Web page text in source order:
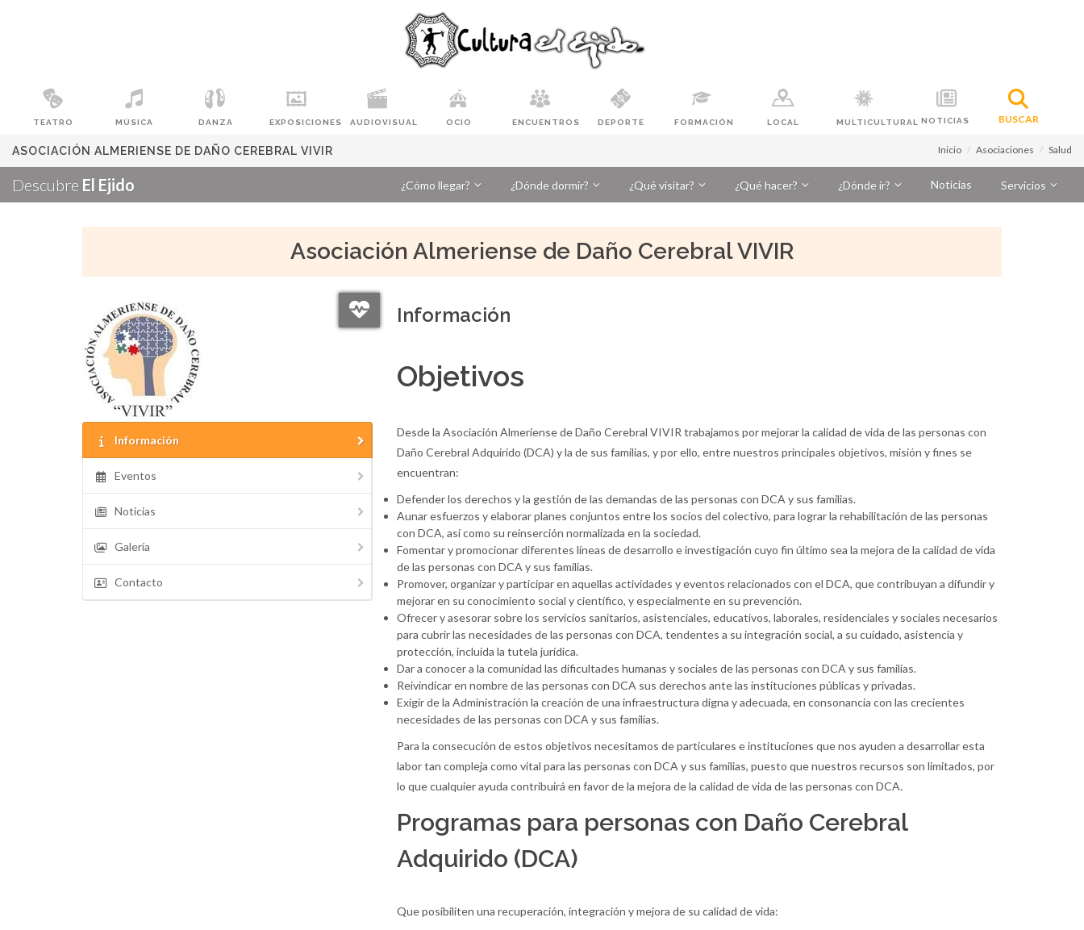
TEATRO MÚSICA DANZA EXPOSICIONES AUDIOVISUAL OCIO ENCUENTROS DEPORTE FORMACIÓN LOCAL MULTICULTURAL NOTICIAS BUSCAR
ASOCIACIÓN ALMERIENSE DE DAÑO CEREBRAL VIVIR Inicio Asociaciones Salud
Descubre El Ejido ¿Cómo llegar? ¿Dónde dormir? ¿Qué visitar? ¿Qué hacer? ¿Dónde ir? Noticias Servicios
Asociación Almeriense de Daño Cerebral VIVIR
Información
Eventos
Noticias
Galería
Contacto
Información
Objetivos
Desde la Asociación Almeriense de Daño Cerebral VIVIR trabajamos por mejorar la calidad de vida de las personas con
Daño Cerebral Adquirido (DCA) y la de sus familias, y por ello, entre nuestros principales objetivos, misión y fines se
encuentran:
Defender los derechos y la gestión de las demandas de las personas con DCA y sus familias.
Aunar esfuerzos y elaborar planes conjuntos entre los socios del colectivo, para lograr la rehabilitación de las personas
con DCA, así como su reinserción normalizada en la sociedad.
Fomentar y promocionar diferentes líneas de desarrollo e investigación cuyo fin último sea la mejora de la calidad de vida
de las personas con DCA y sus familias.
Promover, organizar y participar en aquellas actividades y eventos relacionados con el DCA, que contribuyan a difundir y
mejorar en su conocimiento social y científico, y especialmente en su prevención.
Ofrecer y asesorar sobre los servicios sanitarios, asistenciales, educativos, laborales, residenciales y sociales necesarios
para cubrir las necesidades de las personas con DCA, tendentes a su integración social, a su cuidado, asistencia y
protección, incluida la tutela jurídica.
Dar a conocer a la comunidad las dificultades humanas y sociales de las personas con DCA y sus familias.
Reivindicar en nombre de las personas con DCA sus derechos ante las instituciones públicas y privadas.
Exigir de la Administración la creación de una infraestructura digna y adecuada, en consonancia con las crecientes
necesidades de las personas con DCA y sus familias.
Para la consecución de estos objetivos necesitamos de particulares e instituciones que nos ayuden a desarrollar esta
labor tan compleja como vital para las personas con DCA y sus familias, puesto que nuestros recursos son limitados, por
lo que cualquier ayuda contribuirá en favor de la mejora de la calidad de vida de las personas con DCA.
Programas para personas con Daño Cerebral
Adquirido (DCA)
Que posibiliten una recuperación, integración y mejora de su calidad de vida: